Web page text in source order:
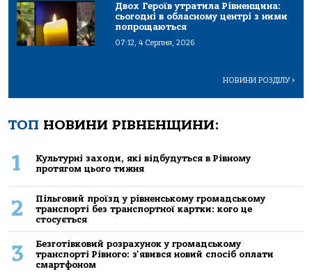
Двох Героїв утратила Рівненщина:
сьогодні в обласному центрі з ними
попрощаються
07:12, 4 Серпня, 2026
НОВИНИ РОЗДІЛУ>
ТОП НОВИНИ РІВНЕНЩИНИ:
1
Культурні заходи, які відбудуться в Рівному
протягом цього тижня
2
Пільговий проїзд у рівненському громадському
транспорті без транспортної картки: кого це
стосується
3
Безготівковий розрахунок у громадському
транспорті Рівного: з'явився новий спосіб оплати
смартфоном